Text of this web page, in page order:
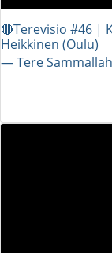
🔴Terevisio #46 |
Heikkinen (Oulu)
― Tere